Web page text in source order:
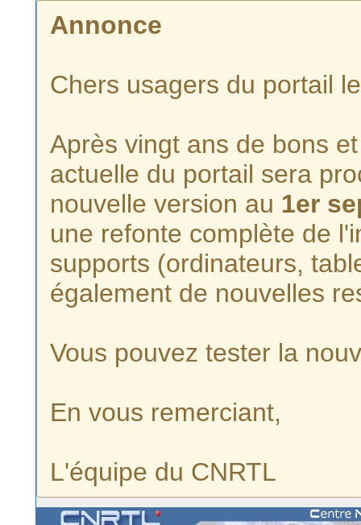
Annonce
Chers usagers du portail
Après vingt ans de bons
actuelle du portail sera
nouvelle version au 1er
une refonte complète de
supports (ordinateurs,
également de nouvelles
Vous pouvez tester la
En vous remerciant,
L'équipe du CNRTL